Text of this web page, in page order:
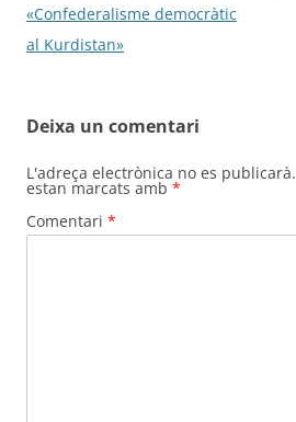
per
les
«Confederalisme democràtic
al Kurdistan»
Deixa un comentari
L'adreça electrònica no es publicarà.
estan marcats amb *
Comentari *